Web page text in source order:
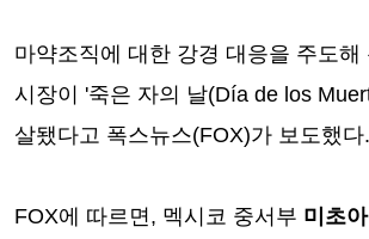
마약조직에 대한 강경 대응을 주도해
시장이 '죽은 자의 날(Día de los
살됐다고 폭스뉴스(FOX)가 보도했다.
FOX에 따르면, 멕시코 중서부 미초